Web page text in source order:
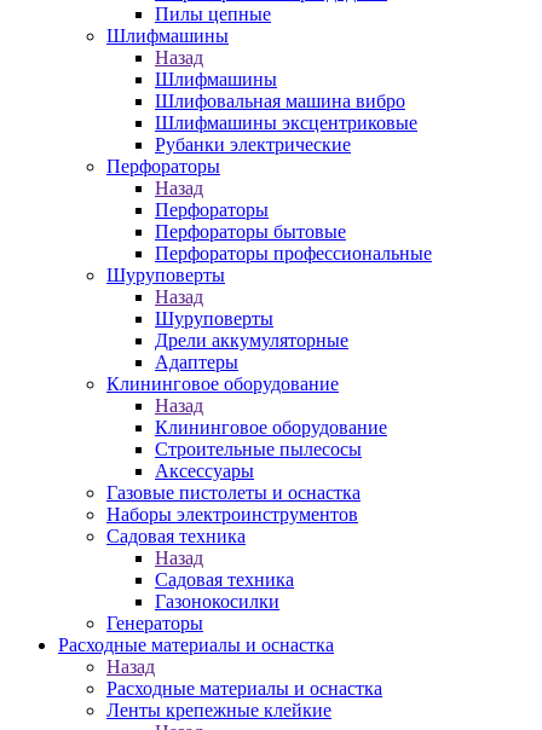
Пилы цепные
Шлифмашины
Назад
Шлифмашины
Шлифовальная машина вибро
Шлифмашины эксцентриковые
Рубанки электрические
Перфораторы
Назад
Перфораторы
Перфораторы бытовые
Перфораторы профессиональные
Шуруповерты
Назад
Шуруповерты
Дрели аккумуляторные
Адаптеры
Клининговое оборудование
Назад
Клининговое оборудование
Строительные пылесосы
Аксессуары
Газовые пистолеты и оснастка
Наборы электроинструментов
Садовая техника
Назад
Садовая техника
Газонокосилки
Генераторы
Расходные материалы и оснастка
Назад
Расходные материалы и оснастка
Ленты крепежные клейкие